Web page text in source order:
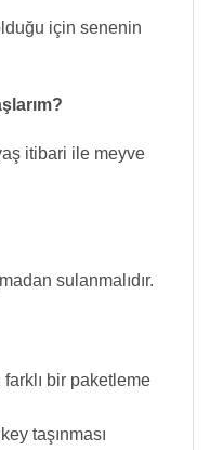
için senenin
itibari ile meyve
sulanmalıdır.
farklı bir paketleme
taşınması